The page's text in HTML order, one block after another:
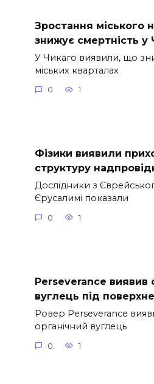
Зростання міського
знижує смертність у
У Чикаго виявили, що
міських кварталах
0 1
Фізики виявили
структуру
Дослідники з
Єрусалимі показали
0 1
Perseverance виявив
вуглець під
Ровер Perseverance
органічний вуглець
0 1